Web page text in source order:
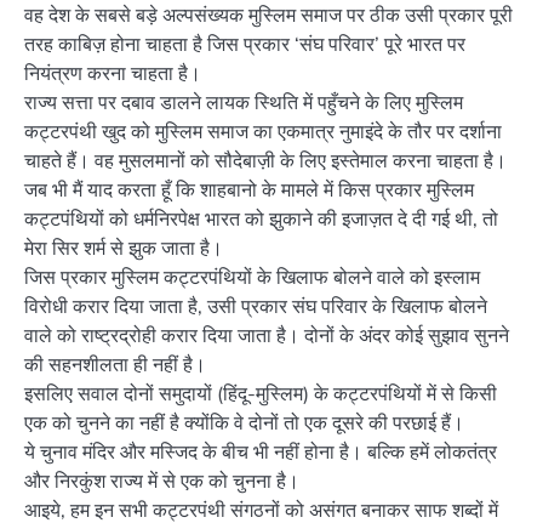
वह देश के सबसे बड़े अल्पसंख्यक मुस्लिम समाज पर ठीक उसी प्रकार पूरी
तरह काबिज़ होना चाहता है जिस प्रकार ‘संघ परिवार’ पूरे भारत पर
नियंत्रण करना चाहता है।
राज्य सत्ता पर दबाव डालने लायक स्थिति में पहुँचने के लिए मुस्लिम
कट्टरपंथी खुद को मुस्लिम समाज का एकमात्र नुमाइंदे के तौर पर दर्शाना
चाहते हैं। वह मुसलमानों को सौदेबाज़ी के लिए इस्तेमाल करना चाहता है।
जब भी मैं याद करता हूँ कि शाहबानो के मामले में किस प्रकार मुस्लिम
कट्टपंथियों को धर्मनिरपेक्ष भारत को झुकाने की इजाज़त दे दी गई थी, तो
मेरा सिर शर्म से झुक जाता है।
जिस प्रकार मुस्लिम कट्टरपंथियों के खिलाफ बोलने वाले को इस्लाम
विरोधी करार दिया जाता है, उसी प्रकार संघ परिवार के खिलाफ बोलने
वाले को राष्ट्रद्रोही करार दिया जाता है। दोनों के अंदर कोई सुझाव सुनने
की सहनशीलता ही नहीं है।
इसलिए सवाल दोनों समुदायों (हिंदू-मुस्लिम) के कट्टरपंथियों में से किसी
एक को चुनने का नहीं है क्योंकि वे दोनों तो एक दूसरे की परछाई हैं।
ये चुनाव मंदिर और मस्जिद के बीच भी नहीं होना है। बल्कि हमें लोकतंत्र
और निरकुंश राज्य में से एक को चुनना है।
आइये, हम इन सभी कट्टरपंथी संगठनों को असंगत बनाकर साफ शब्दों में